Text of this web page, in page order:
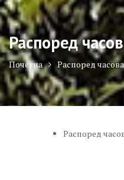
Распорeд
Почетна Распорeд часова
Распоред